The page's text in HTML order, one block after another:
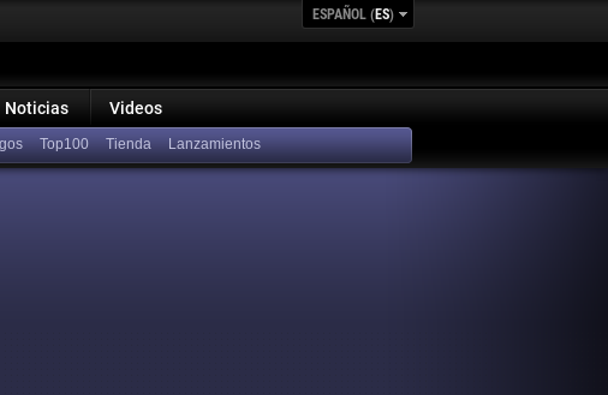
ESPAÑOL (ES)
Noticias Videos
Top100 Lanzamientos